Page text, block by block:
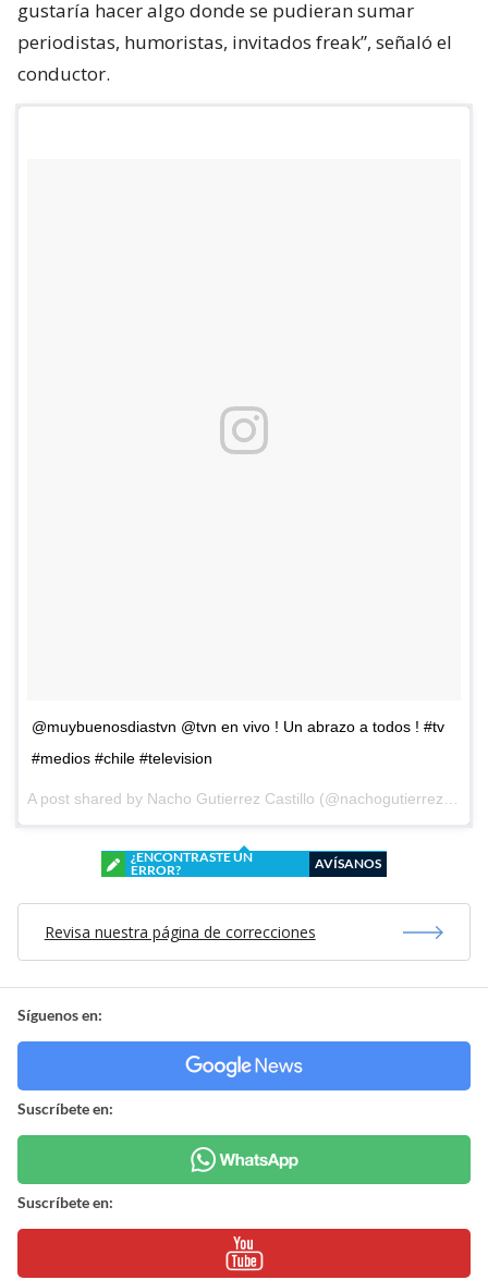
gustaría hacer algo donde se pudieran sumar
periodistas, humoristas, invitados freak”, señaló el
conductor.
@muybuenosdiastvn @tvn en vivo ! Un abrazo a todos ! #tv
#medios #chile #television
A post shared by Nacho Gutierrez Castillo (@nachogutierrezcastillo) on
¿ENCONTRASTE UN
ERROR?
AVÍSANOS
Revisa nuestra página de correcciones
Síguenos en:
Suscríbete en:
Suscríbete en: